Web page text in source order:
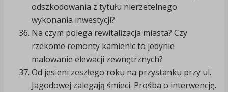
odszkodowania z tytułu nierzetelnego
wykonania inwestycji?
Na czym polega rewitalizacja miasta? Czy
rzekome remonty kamienic to jedynie
malowanie elewacji zewnętrznych?
Od jesieni zeszłego roku na przystanku przy ul.
Jagodowej zalegają śmieci. Prośba o interwencję.